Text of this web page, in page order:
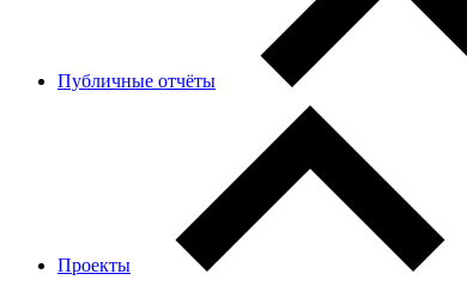
Публичные отчёты
Проекты